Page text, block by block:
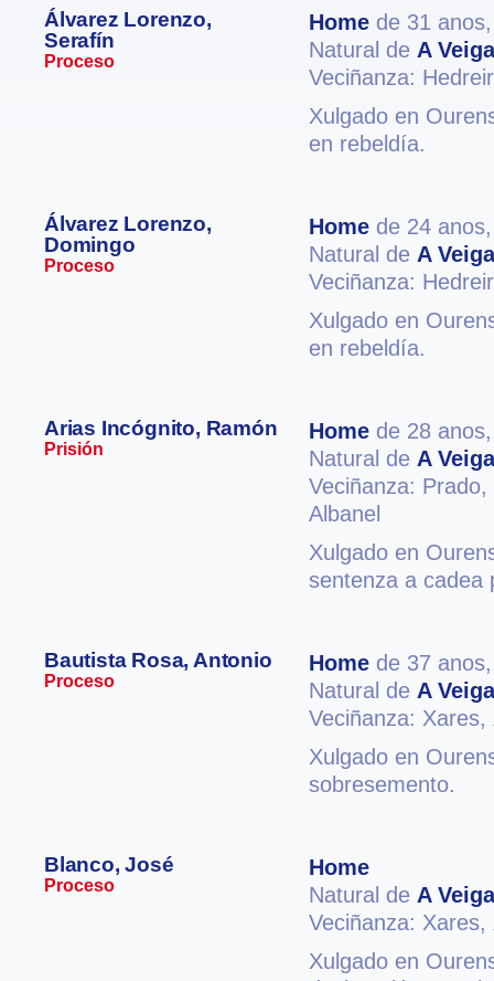
Álvarez Lorenzo,
Serafín
Proceso
Home de 31
Natural de A Veiga
Veciñanza:
Xulgado en
en rebeldía.
Álvarez Lorenzo,
Domingo
Proceso
Home de 24
Natural de A Veiga
Veciñanza:
Xulgado en
en rebeldía.
Arias Incógnito, Ramón
Prisión
Home de 28
Natural de A Veiga
Veciñanza: Prado,
Albanel
Xulgado en
sentenza a cadea
Bautista Rosa, Antonio
Proceso
Home de 37
Natural de A Veiga
Veciñanza: Xares,
Xulgado en
sobresemento.
Blanco, José
Proceso
Home
Natural de A Veiga
Veciñanza: Xares,
Xulgado en